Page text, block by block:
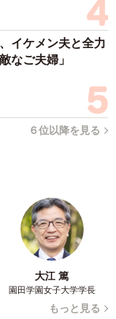
イケメン夫と全力
なご夫婦」
６位以降を見る
大江 篤
園田学園女子大学学長
もっと見る